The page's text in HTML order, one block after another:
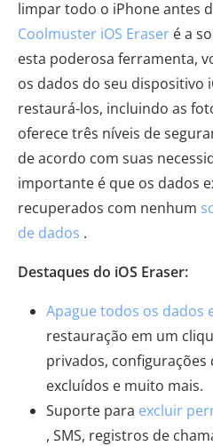
limpar todo o iPhone antes
Coolmuster iOS Eraser é a
esta poderosa ferramenta,
os dados do seu dispositivo
restaurá-los, incluindo as
oferece três níveis de
de acordo com suas
importante é que os dados
recuperados com nenhum
de dados .
Destaques do iOS Eraser:
Apague todos os dados
restauração em um
privados, configurações
excluídos e muito mais.
Suporte para excluir
, SMS, registros de